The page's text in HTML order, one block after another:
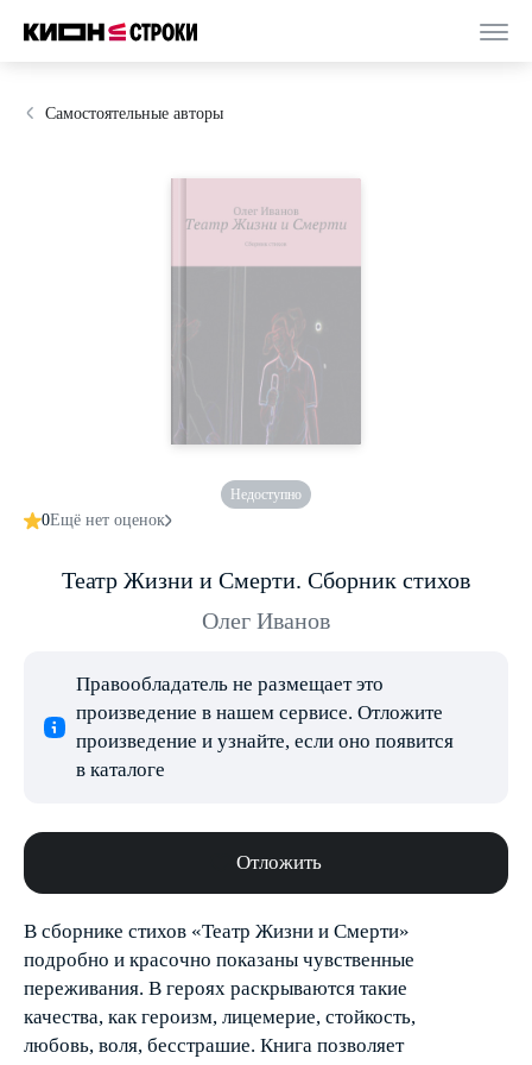
Самостоятельные авторы
Недоступно
0Ещё нет оценок
Театр Жизни и Смерти. Сборник стихов
Олег Иванов
Правообладатель не размещает это
произведение в нашем сервисе. Отложите
произведение и узнайте, если оно появится
в каталоге
Отложить
В сборнике стихов «Театр Жизни и Смерти»
подробно и красочно показаны чувственные
переживания. В героях раскрываются такие
качества, как героизм, лицемерие, стойкость,
любовь, воля, бесстрашие. Книга позволяет